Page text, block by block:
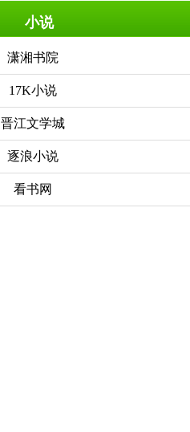
小说
潇湘书院
17K小说
晋江文学城
逐浪小说
看书网